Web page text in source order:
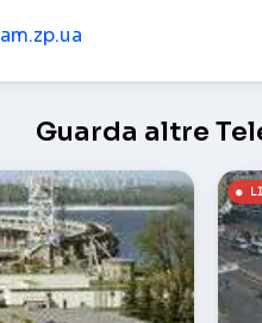
Guarda altre